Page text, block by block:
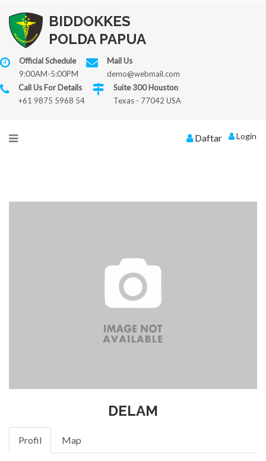
BIDDOKKES
POLDA PAPUA
Official Schedule
9:00AM-5:00PM
Mail Us
demo@webmail.com
Call Us For Details
+61 9875 5968 54
Suite 300 Houston
Texas - 77042 USA
Daftar Login
DELAM
Profil Map